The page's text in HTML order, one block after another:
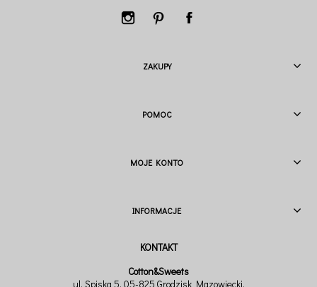
ZAKUPY
POMOC
MOJE KONTO
INFORMACJE
Cotton&Sweets
ul. Spiska 5, 05-825 Grodzisk Mazowiecki,